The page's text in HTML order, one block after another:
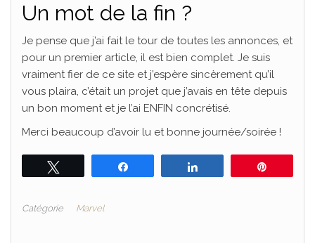
Un mot de la fin ?
Je pense que j’ai fait le tour de toutes les annonces, et
pour un premier article, il est bien complet. Je suis
vraiment fier de ce site et j’espère sincèrement qu’il
vous plaira, c’était un projet que j’avais en tête depuis
un bon moment et je l’ai ENFIN concrétisé.
Merci beaucoup d’avoir lu et bonne journée/soirée !
Catégorie Marvel